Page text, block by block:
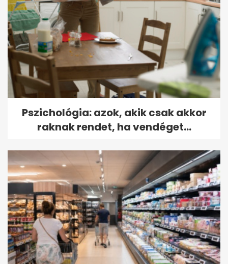
Pszichológia: azok, akik csak akkor
raknak rendet, ha vendéget...